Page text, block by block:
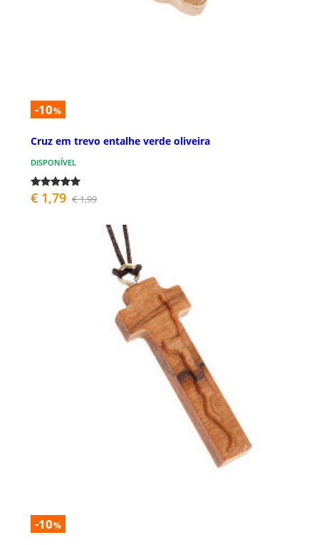
-10%
Cruz em trevo entalhe verde oliveira
DISPONÍVEL
€ 1,79 € 1,99
-10%